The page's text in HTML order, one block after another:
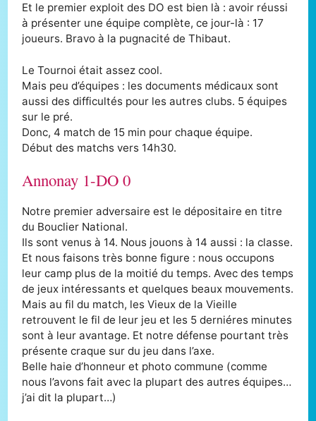
Et le premier exploit des DO est bien là : avoir réussi
à présenter une équipe complète, ce jour-là : 17
joueurs. Bravo à la pugnacité de Thibaut.
Le Tournoi était assez cool.
Mais peu d’équipes : les documents médicaux sont
aussi des difficultés pour les autres clubs. 5 équipes
sur le pré.
Donc, 4 match de 15 min pour chaque équipe.
Début des matchs vers 14h30.
Annonay 1-DO 0
Notre premier adversaire est le dépositaire en titre
du Bouclier National.
Ils sont venus à 14. Nous jouons à 14 aussi : la classe.
Et nous faisons très bonne figure : nous occupons
leur camp plus de la moitié du temps. Avec des temps
de jeux intéressants et quelques beaux mouvements.
Mais au fil du match, les Vieux de la Vieille
retrouvent le fil de leur jeu et les 5 derniéres minutes
sont à leur avantage. Et notre défense pourtant très
présente craque sur du jeu dans l’axe.
Belle haie d’honneur et photo commune (comme
nous l’avons fait avec la plupart des autres équipes…
j’ai dit la plupart…)